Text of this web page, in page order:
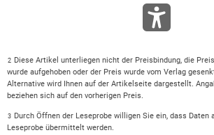
2 Diese Artikel unterliegen nicht der Preisbindung, die
wurde aufgehoben oder der Preis wurde vom Verlag
Alternative wird Ihnen auf der Artikelseite dargestellt.
beziehen sich auf den vorherigen Preis.
3 Durch Öffnen der Leseprobe willigen Sie ein, dass Daten
Leseprobe übermittelt werden.